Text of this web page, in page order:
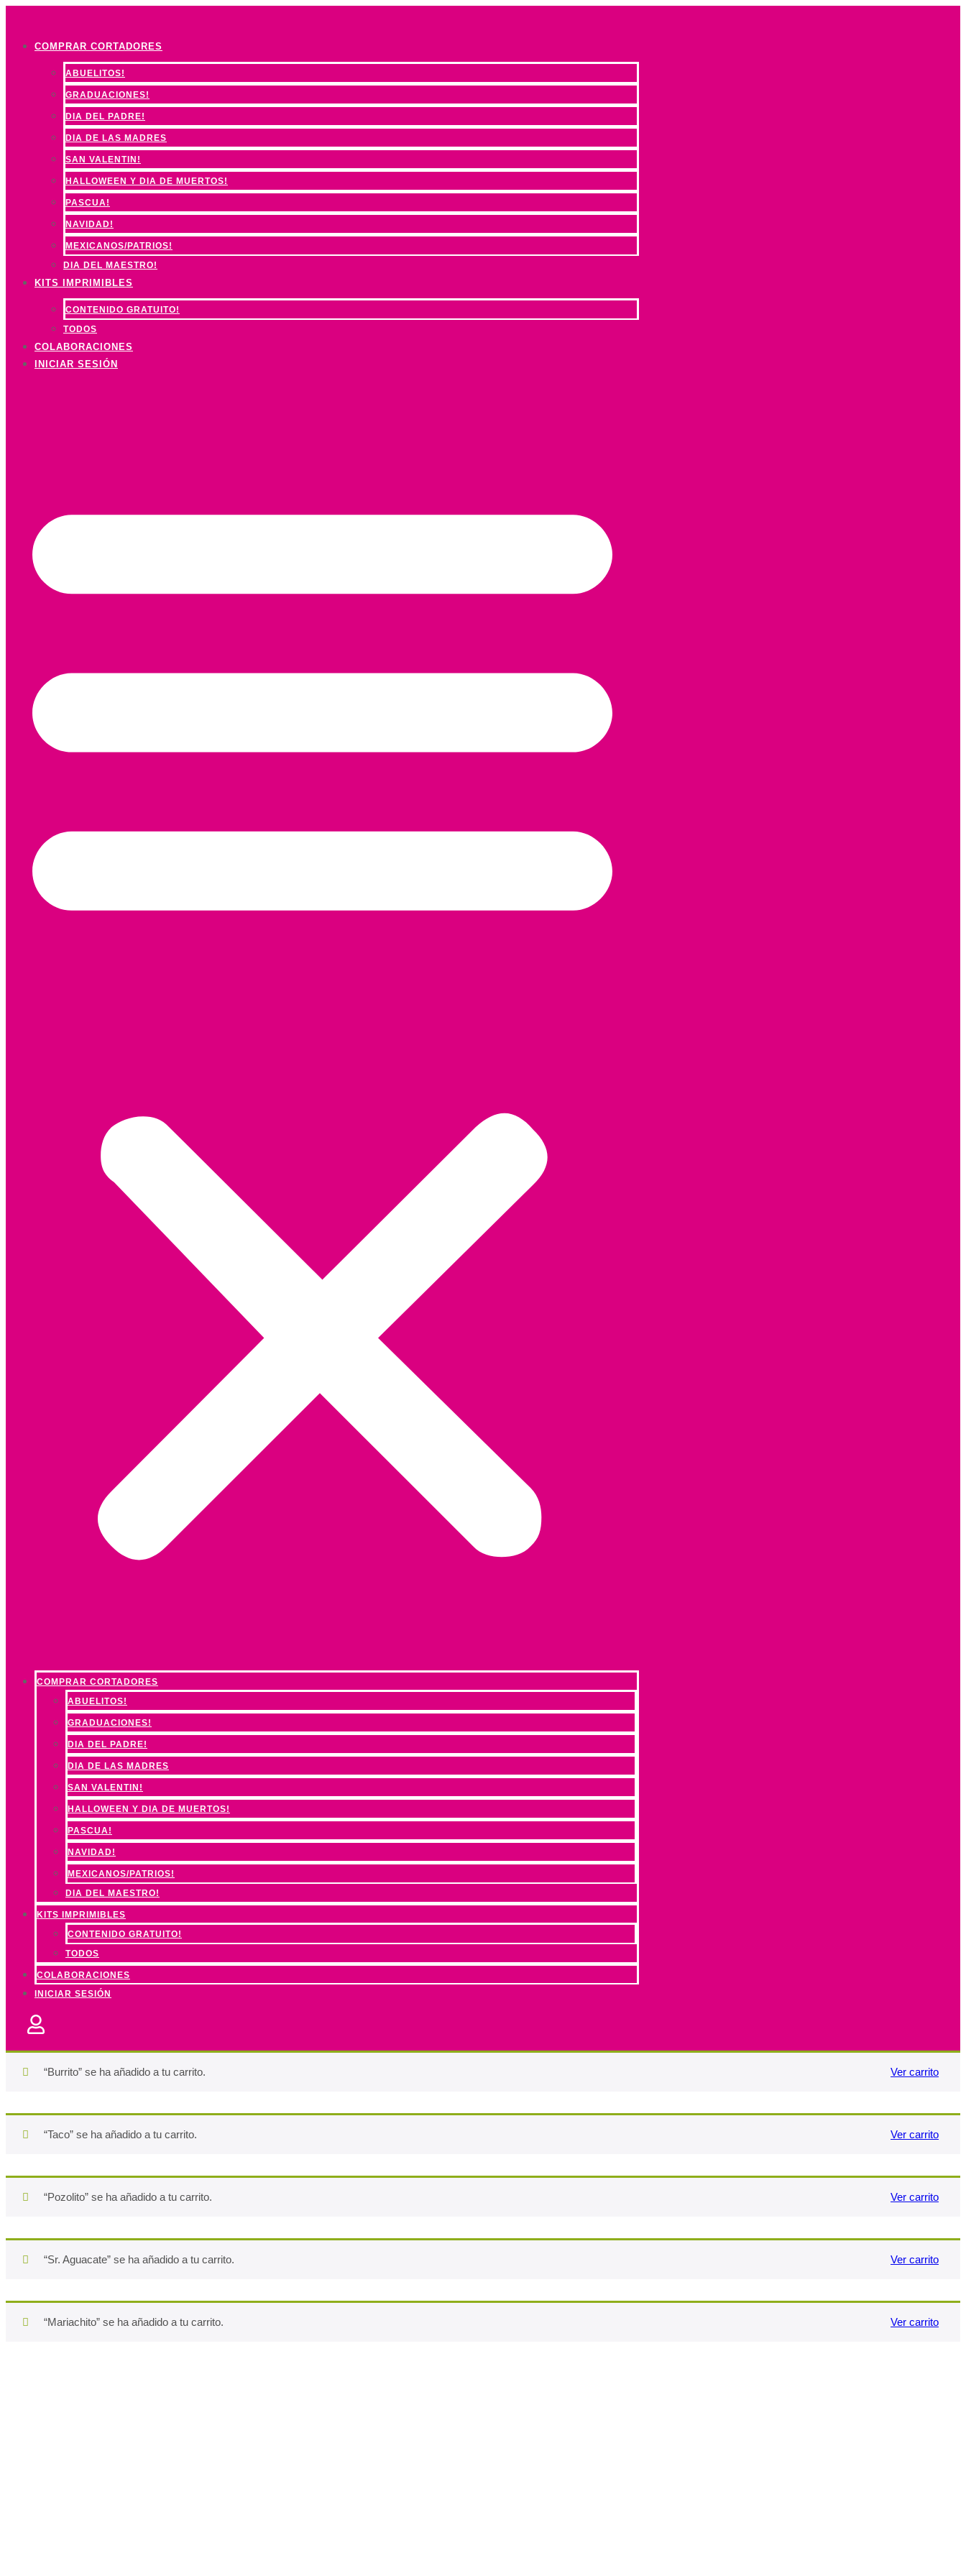
contenidoCOMPRAR CORTADORES
ABUELITOS!
GRADUACIONES!
DIA DEL PADRE!
DIA DE LAS MADRES
SAN VALENTIN!
HALLOWEEN Y DIA DE MUERTOS!
PASCUA!
NAVIDAD!
MEXICANOS/PATRIOS!
DIA DEL MAESTRO!
KITS IMPRIMIBLES
CONTENIDO GRATUITO!
TODOS
COLABORACIONES
INICIAR SESIÓN
COMPRAR CORTADORES
ABUELITOS!
GRADUACIONES!
DIA DEL PADRE!
DIA DE LAS MADRES
SAN VALENTIN!
HALLOWEEN Y DIA DE MUERTOS!
PASCUA!
NAVIDAD!
MEXICANOS/PATRIOS!
DIA DEL MAESTRO!
KITS IMPRIMIBLES
CONTENIDO GRATUITO!
TODOS
COLABORACIONES
INICIAR SESIÓN
“Burrito” se ha añadido a tu carrito. Ver carrito
“Taco” se ha añadido a tu carrito. Ver carrito
“Pozolito” se ha añadido a tu carrito. Ver carrito
“Sr. Aguacate” se ha añadido a tu carrito. Ver carrito
“Mariachito” se ha añadido a tu carrito. Ver carrito